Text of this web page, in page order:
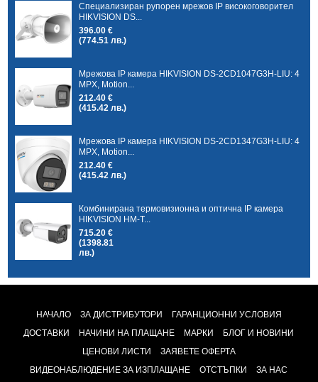
Специализиран рупорен мрежов IP високоговорител
HIKVISION DS...
396.00 €
(774.51 лв.)
Мрежова IP камера HIKVISION DS-2CD1047G3H-LIU: 4
MPX, Motion...
212.40 €
(415.42 лв.)
Мрежова IP камера HIKVISION DS-2CD1347G3H-LIU: 4
MPX, Motion...
212.40 €
(415.42 лв.)
Комбинирана термовизионна и оптична IP камера
HIKVISION HM-T...
715.20 €
(1398.81
лв.)
НАЧАЛО ЗА ДИСТРИБУТОРИ
ГАРАНЦИОННИ УСЛОВИЯ
ДОСТАВКИ
НАЧИНИ НА ПЛАЩАНЕ МАРКИ
БЛОГ И НОВИНИ
ЦЕНОВИ ЛИСТИ
ЗАЯВЕТЕ ОФЕРТА
ВИДЕОНАБЛЮДЕНИЕ ЗА ИЗПЛАЩАНЕ
ОТСТЪПКИ
ЗА НАС